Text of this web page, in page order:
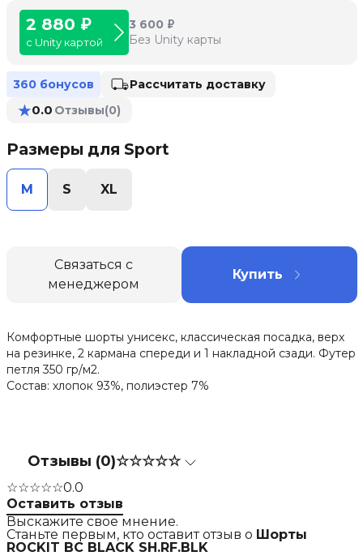
2 880 ₽
с Unity картой
3 600 ₽
Без Unity карты
360 бонусов Рассчитать доставку
★0.0 Отзывы(0)
Размеры для Sport
M S XL
Купить
Связаться с
менеджером
Комфортные шорты унисекс, классическая посадка, верх
на резинке, 2 кармана спереди и 1 накладной сзади. Футер
петля 350 гр/м2.
Состав: хлопок 93%, полиэстер 7%
Отзывы (0)☆☆☆☆☆
☆☆☆☆☆0.0
Оставить отзыв
Выскажите свое мнение.
Станьте первым, кто оставит отзыв о Шорты
ROCKIT BC BLACK SH.RF.BLK